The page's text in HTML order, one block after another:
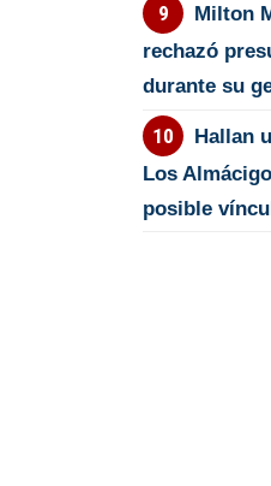
Milton
rechazó
durante su
Hallan
Los
posible